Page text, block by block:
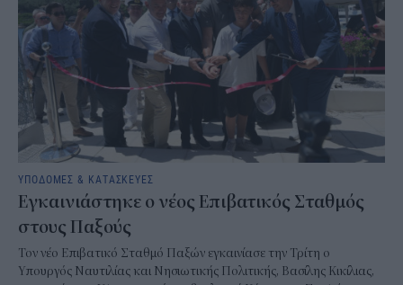
ΥΠΟΔΟΜΕΣ & ΚΑΤΑΣΚΕΥΕΣ
Εγκαινιάστηκε ο νέος Επιβατικός Σταθμός
στους Παξούς
Τον νέο Επιβατικό Σταθμό Παξών εγκαινίασε την Τρίτη ο
Υπουργός Ναυτιλίας και Νησιωτικής Πολιτικής, Βασίλης Κικίλιας,